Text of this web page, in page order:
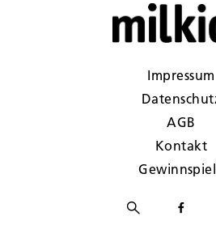
Impressum
AGB
Kontakt